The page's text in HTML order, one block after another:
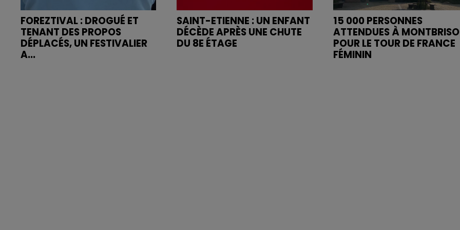
FOREZTIVAL : DROGUÉ ET
TENANT DES PROPOS
DÉPLACÉS, UN FESTIVALIER
A...
SAINT-ETIENNE : UN ENFANT
DÉCÈDE APRÈS UNE CHUTE
DU 8E ÉTAGE
15 000 PERSONNES
ATTENDUES À
POUR LE TOUR DE FRANCE
FÉMININ